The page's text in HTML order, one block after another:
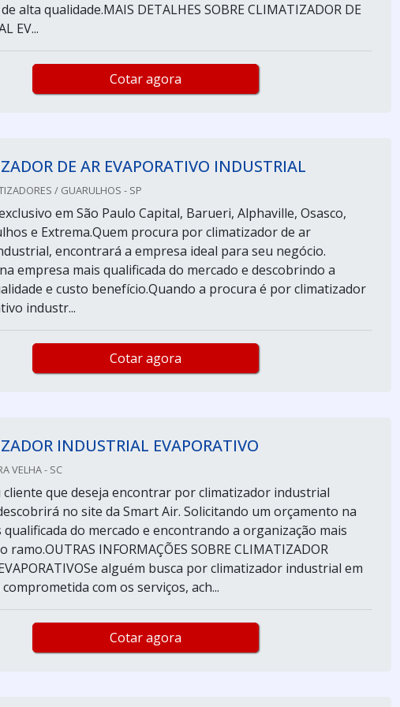
alta qualidade.MAIS DETALHES SOBRE CLIMATIZADOR DE
EV...
Cotar agora
DE AR EVAPORATIVO INDUSTRIAL
/ GUARULHOS - SP
em São Paulo Capital, Barueri, Alphaville, Osasco,
e Extrema.Quem procura por climatizador de ar
encontrará a empresa ideal para seu negócio.
empresa mais qualificada do mercado e descobrindo a
e custo benefício.Quando a procura é por climatizador
industr...
Cotar agora
INDUSTRIAL EVAPORATIVO
VELHA - SC
cliente que deseja encontrar por climatizador industrial
no site da Smart Air. Solicitando um orçamento na
qualificada do mercado e encontrando a organização mais
INFORMAÇÕES SOBRE CLIMATIZADOR
alguém busca por climatizador industrial em
com os serviços, ach...
Cotar agora